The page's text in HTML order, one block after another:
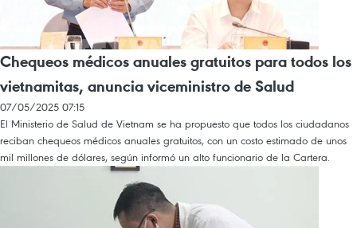
Chequeos médicos anuales gratuitos para todos los
vietnamitas, anuncia viceministro de Salud
07/05/2025 07:15
El Ministerio de Salud de Vietnam se ha propuesto que todos los ciudadanos
reciban chequeos médicos anuales gratuitos, con un costo estimado de unos
mil millones de dólares, según informó un alto funcionario de la Cartera.